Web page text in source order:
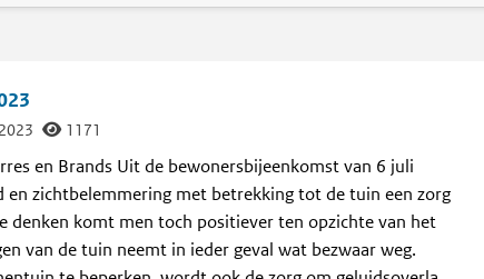
1171
en Brands Uit de bewonersbijeenkomst van 6 juli
en zichtbelemmering met betrekking tot de tuin een zorg
denken komt men toch positiever ten opzichte van het
van de tuin neemt in ieder geval wat bezwaar weg.